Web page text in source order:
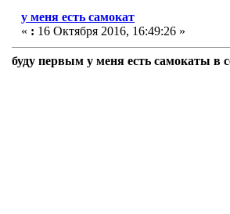
у меня есть самокат
« : 16 Октября 2016, 16:49:26 »
буду первым у меня есть самокаты в